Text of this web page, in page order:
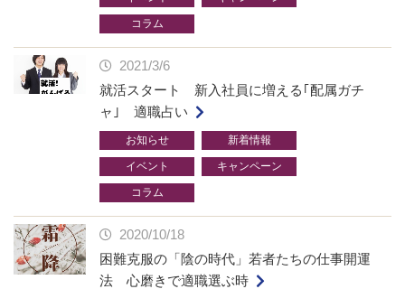
コラム
2021/3/6
就活スタート 新入社員に増える｢配属ガチ
ャ｣ 適職占い
お知らせ 新着情報
イベント キャンペーン
コラム
2020/10/18
困難克服の「陰の時代」若者たちの仕事開運
法 心磨きで適職選ぶ時